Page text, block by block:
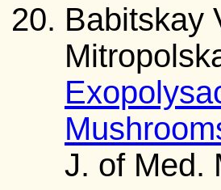
Babitskay
J. of Med.